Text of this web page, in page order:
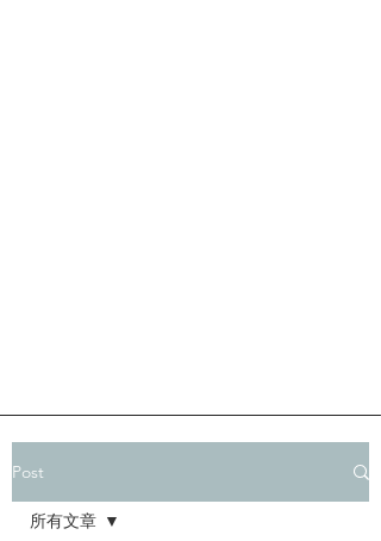
Post
所有文章